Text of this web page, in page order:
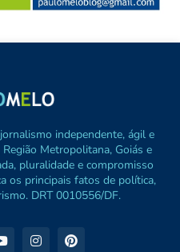
independente, ágil e
Metropolitana, Goiás e
pluralidade e compromisso
os principais fatos de política,
DRT 0010556/DF.